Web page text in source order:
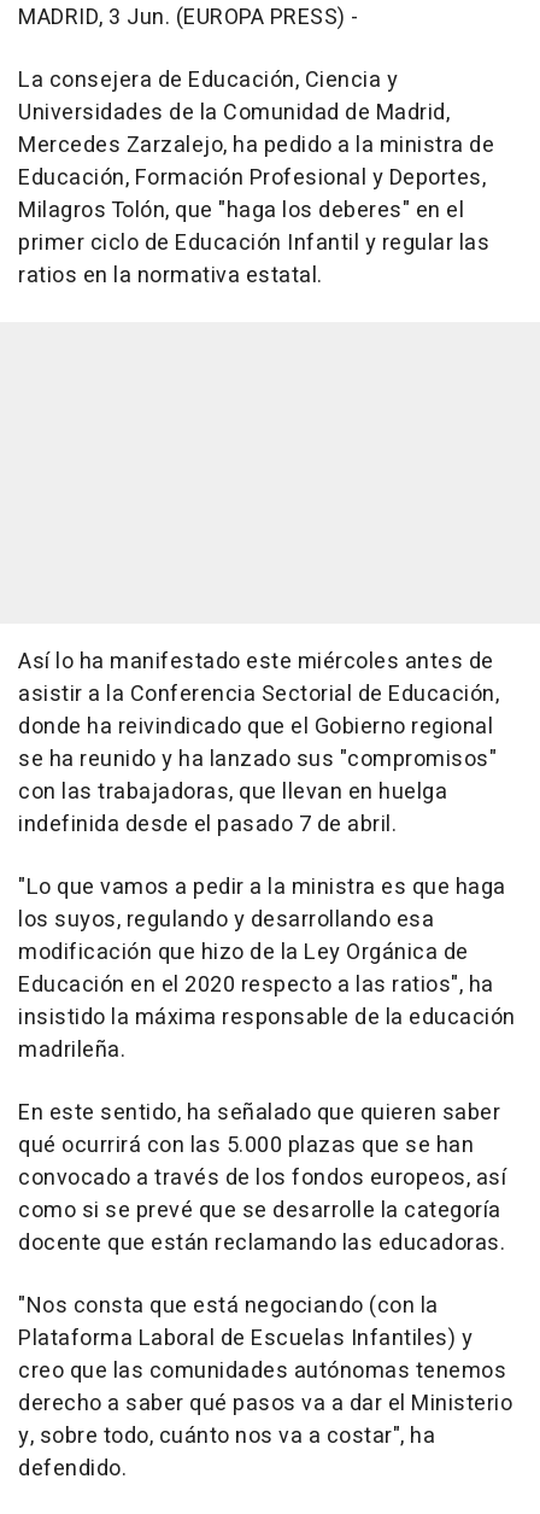
MADRID, 3 Jun. (EUROPA PRESS) -
La consejera de Educación, Ciencia y
Universidades de la Comunidad de Madrid,
Mercedes Zarzalejo, ha pedido a la ministra de
Educación, Formación Profesional y Deportes,
Milagros Tolón, que "haga los deberes" en el
primer ciclo de Educación Infantil y regular las
ratios en la normativa estatal.
Así lo ha manifestado este miércoles antes de
asistir a la Conferencia Sectorial de Educación,
donde ha reivindicado que el Gobierno regional
se ha reunido y ha lanzado sus "compromisos"
con las trabajadoras, que llevan en huelga
indefinida desde el pasado 7 de abril.
"Lo que vamos a pedir a la ministra es que haga
los suyos, regulando y desarrollando esa
modificación que hizo de la Ley Orgánica de
Educación en el 2020 respecto a las ratios", ha
insistido la máxima responsable de la educación
madrileña.
En este sentido, ha señalado que quieren saber
qué ocurrirá con las 5.000 plazas que se han
convocado a través de los fondos europeos, así
como si se prevé que se desarrolle la categoría
docente que están reclamando las educadoras.
"Nos consta que está negociando (con la
Plataforma Laboral de Escuelas Infantiles) y
creo que las comunidades autónomas tenemos
derecho a saber qué pasos va a dar el Ministerio
y, sobre todo, cuánto nos va a costar", ha
defendido.